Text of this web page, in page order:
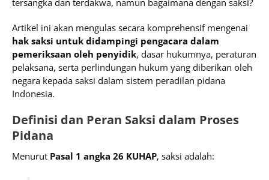
Artikel ini akan mengulas secara komprehensif mengenai
hak saksi untuk didampingi pengacara dalam
pemeriksaan oleh penyidik, dasar hukumnya, peraturan
pelaksana, serta perlindungan hukum yang diberikan oleh
negara kepada saksi dalam sistem peradilan pidana
Indonesia.
Definisi dan Peran Saksi dalam Proses
Pidana
Menurut Pasal 1 angka 26 KUHAP, saksi adalah: